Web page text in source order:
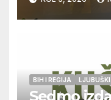
BIH I REGIJA LJUBUŠKI
Sedmo